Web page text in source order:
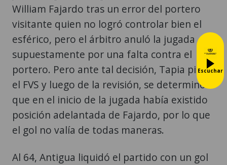
William Fajardo tras un error del portero
visitante quien no logró controlar bien el
esférico, pero el árbitro anuló la jugada
supuestamente por una falta contra el
portero. Pero ante tal decisión, Tapia pidió
el FVS y luego de la revisión, se determinó
que en el inicio de la jugada había existido
posición adelantada de Fajardo, por lo que
el gol no valía de todas maneras.
Al 64, Antigua liquidó el partido con un gol
Escuchar